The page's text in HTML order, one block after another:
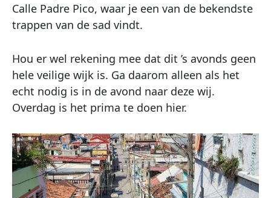
Calle Padre Pico, waar je een van de bekendste
trappen van de sad vindt.
Hou er wel rekening mee dat dit ’s avonds geen
hele veilige wijk is. Ga daarom alleen als het
echt nodig is in de avond naar deze wij.
Overdag is het prima te doen hier.